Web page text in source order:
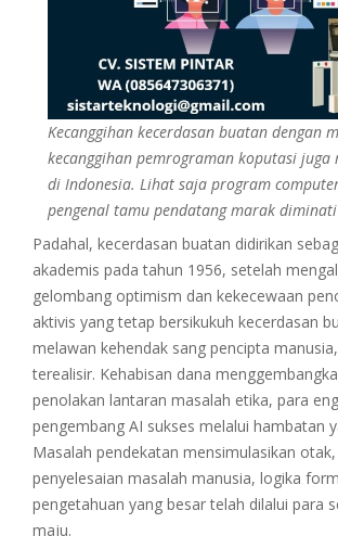
Kecanggihan kecerdasan buatan dengan
kecanggihan pemrograman koputasi
di Indonesia. Lihat saja program
pengenal tamu pendatang marak
Padahal, kecerdasan buatan didirikan
akademis pada tahun 1956, setelah
gelombang optimism dan kekecewaan
aktivis yang tetap bersikukuh kecerdasan
melawan kehendak sang pencipta
terealisir. Kehabisan dana
penolakan lantaran masalah etika, para
pengembang AI sukses melalui hambatan
Masalah pendekatan mensimulasikan
penyelesaian masalah manusia, logika
pengetahuan yang besar telah dilalui para
maju.